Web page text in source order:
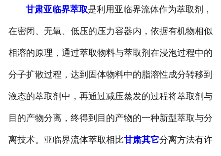
甘肃亚临界萃取是利用亚临界流体作为萃取剂，
在密闭、无氧、低压的压力容器内，依据有机物相似
相溶的原理，通过萃取物料与萃取剂在浸泡过程中的
分子扩散过程，达到固体物料中的脂溶性成分转移到
液态的萃取剂中，再通过减压蒸发的过程将萃取剂与
目的产物分离，终得到目的产物的一种新型萃取与分
离技术。亚临界流体萃取相比甘肃其它分离方法有许